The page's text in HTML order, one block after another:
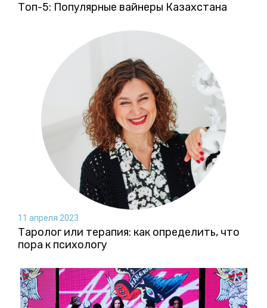
Топ-5: Популярные вайнеры Казахстана
11 апреля 2023
Таролог или терапия: как определить, что
пора к психологу